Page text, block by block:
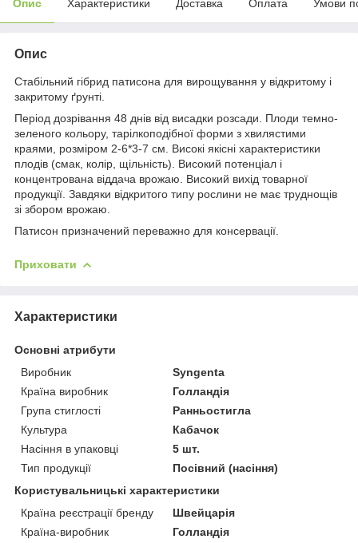
Опис Характеристики Доставка Оплата Умови
Опис
Стабільний гібрид патисона для вирощування у відкритому і
закритому ґрунті.
Період дозрівання 48 днів від висадки розсади. Плоди темно-
зеленого кольору, тарілкоподібної форми з хвилястими
краями, розміром 2-6*3-7 см. Високі якісні характеристики
плодів (смак, колір, щільність). Високий потенціал і
концентрована віддача врожаю. Високий вихід товарної
продукції. Завдяки відкритого типу рослини не має труднощів
зі збором врожаю.
Патисон призначений переважно для консервації.
Приховати
Характеристики
Основні атрибути
Виробник
Syngenta
Країна виробник
Голландія
Група стиглості
Ранньостигла
Культура
Кабачок
Насіння в упаковці
5 шт.
Тип продукції
Посівний (насіння)
Користувальницькі характеристики
Країна реєстрації бренду
Швейцарія
Країна-виробник
Голландія